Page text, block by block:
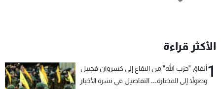
الأكثر قراءة
1أنفاق "حزب الله" من البقاع إلى كسروان فجبيل
وصولاً إلى المختارة... التفاصيل في نشرة الأخبار